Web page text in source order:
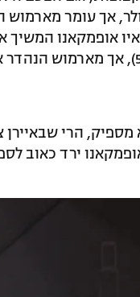
מהפך שני במשחק (53), אך
מספיק, הרי